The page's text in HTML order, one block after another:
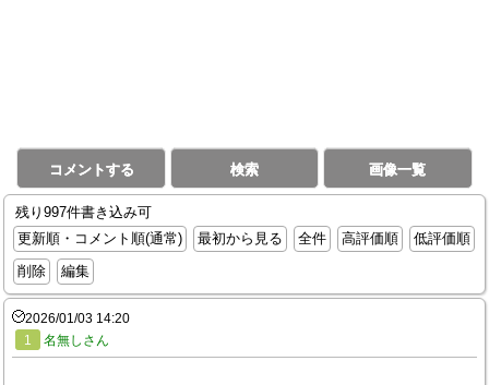
コメントする 検索 画像一覧
残り997件書き込み可
更新順・コメント順(通常)
最初から見る 全件 高評価順
低評価順
削除
編集
2026/01/03 14:20
1
名無しさん